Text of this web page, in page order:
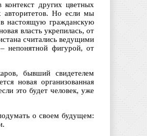
других цветных
авторитетов. Но если мы
настоящую гражданскую
власть укрепилась, от
считались ведущими
непонятной фигурой, от
бывший свидетелем
новая организованная
это будет человек, уже
о своем будущем: